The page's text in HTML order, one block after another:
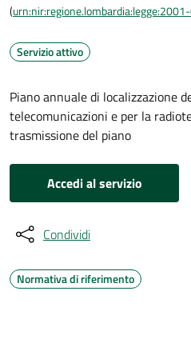
(
Servizio attivo
Piano annuale di localizzazione
telecomunicazioni e per la
trasmissione del piano
Accedi al servizio
Condividi
Normativa di riferimento